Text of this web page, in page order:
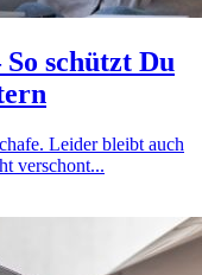
schützt Du
Leider bleibt auch
verschont...